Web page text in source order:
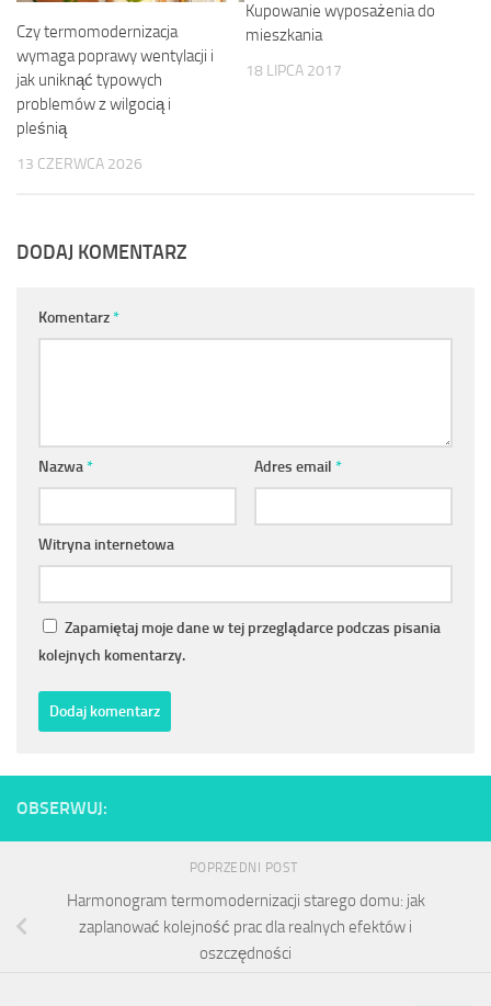
Czy termomodernizacja
wymaga poprawy wentylacji i
jak uniknąć typowych
problemów z wilgocią i
pleśnią
13 CZERWCA 2026
Kupowanie wyposażenia do
mieszkania
18 LIPCA 2017
DODAJ KOMENTARZ
Komentarz*
Nazwa* Adres email *
Witryna internetowa
Zapamiętaj moje dane w tej przeglądarce podczas pisania
kolejnych komentarzy.
OBSERWUJ:
POPRZEDNI POST
Harmonogram termomodernizacji starego domu: jak
zaplanować kolejność prac dla realnych efektów i
oszczędności